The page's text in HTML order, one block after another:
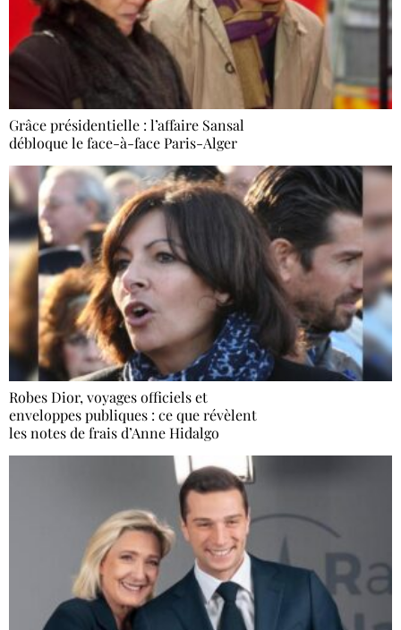
Grâce présidentielle : l’affaire Sansal
débloque le face-à-face Paris-Alger
Robes Dior, voyages officiels et
enveloppes publiques : ce que révèlent
les notes de frais d’Anne Hidalgo